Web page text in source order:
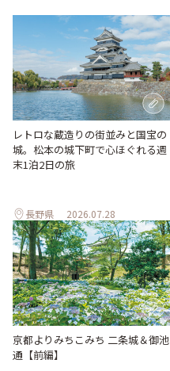
レトロな蔵造りの街並みと国宝の
城。松本の城下町で心ほぐれる週
末1泊2日の旅
長野県 2026.07.28
京都よりみちこみち 二条城＆御池
通【前編】